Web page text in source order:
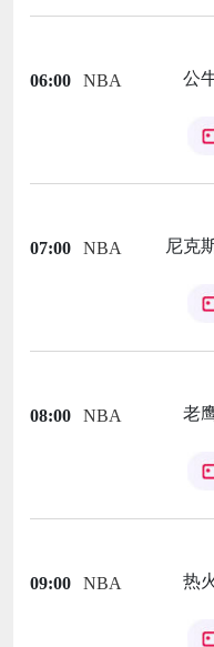
06:00 NBA 公
07:00 NBA 尼克
08:00 NBA 老
09:00 NBA 热